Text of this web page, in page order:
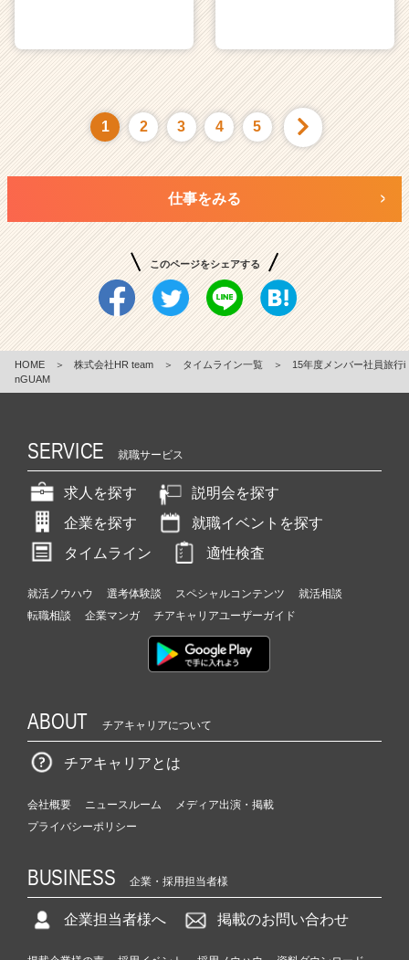
1 2 3 4 5
仕事をみる
このページをシェアする
HOME ＞ 株式会社HR team ＞ タイムライン一覧 ＞
15年度メンバー社員旅行i
nGUAM
SERVICE 就職サービス
求人を探す
説明会を探す
企業を探す
就職イベントを探す
タイムライン
適性検査
就活ノウハウ 選考体験談 スペシャルコンテンツ
就活相談
転職相談
企業マンガ チアキャリアユーザーガイド
ABOUT チアキャリアについて
チアキャリアとは
会社概要 ニュースルーム
メディア出演・掲載
プライバシーポリシー
BUSINESS 企業・採用担当者様
企業担当者様へ 掲載のお問い合わせ